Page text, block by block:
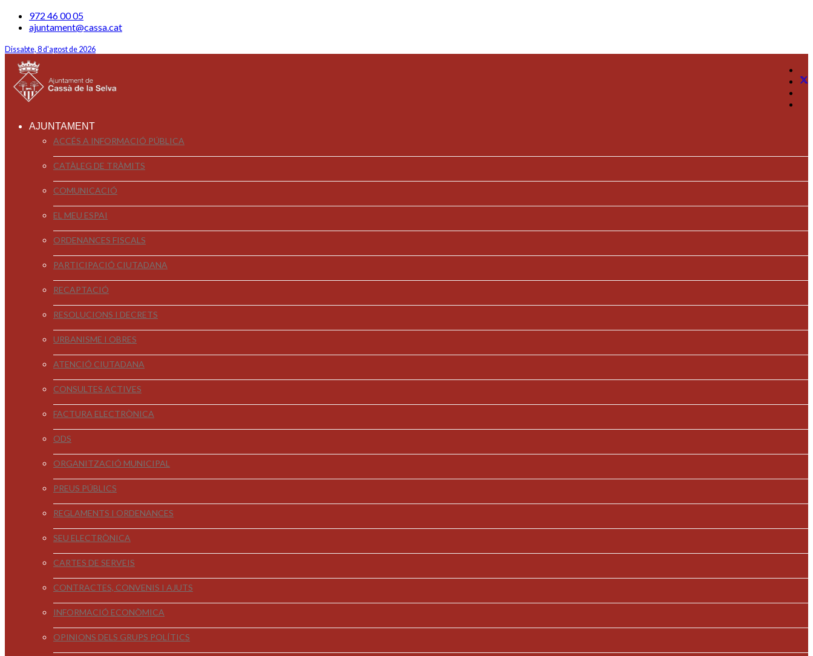
972 46 00 05
ajuntament@cassa.cat
Dissabte, 8 d'agost de 2026
AJUNTAMENT
ACCÉS A INFORMACIÓ PÚBLICA
CATÀLEG DE TRÀMITS
COMUNICACIÓ
EL MEU ESPAI
ORDENANCES FISCALS
PARTICIPACIÓ CIUTADANA
RECAPTACIÓ
RESOLUCIONS I DECRETS
URBANISME I OBRES
ATENCIÓ CIUTADANA
CONSULTES ACTIVES
FACTURA ELECTRÒNICA
ODS
ORGANITZACIÓ MUNICIPAL
PREUS PÚBLICS
REGLAMENTS I ORDENANCES
SEU ELECTRÒNICA
CARTES DE SERVEIS
CONTRACTES, CONVENIS I AJUTS
INFORMACIÓ ECONÒMICA
OPINIONS DELS GRUPS POLÍTICS